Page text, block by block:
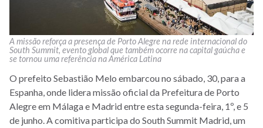
A missão reforça a presença de Porto Alegre na rede internacional do
South Summit, evento global que também ocorre na capital gaúcha e
se tornou uma referência na América Latina
O prefeito Sebastião Melo embarcou no sábado, 30, para a
Espanha, onde lidera missão oficial da Prefeitura de Porto
Alegre em Málaga e Madrid entre esta segunda-feira, 1º, e 5
de junho. A comitiva participa do South Summit Madrid, um